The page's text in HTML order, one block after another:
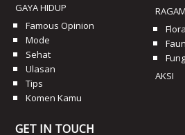
GAYA HIDUP
Famous Opinion
Mode
Sehat
Ulasan
Tips
Komen Kamu
Flora
AKSI
GET IN TOUCH